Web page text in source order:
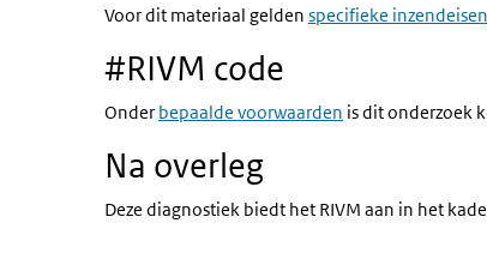
Voor dit materiaal gelden specifieke inzendeisen
#RIVM code
Onder bepaalde voorwaarden is dit onderzoek
Na overleg
Deze diagnostiek biedt het RIVM aan in het